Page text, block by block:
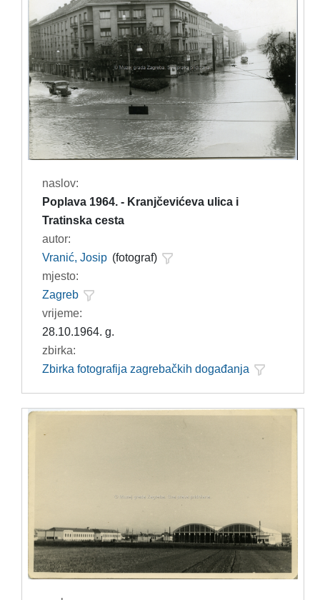
naslov:
Poplava 1964. - Kranjčevićeva ulica i
Tratinska cesta
autor:
Vranić, Josip (fotograf)
mjesto:
Zagreb
vrijeme:
28.10.1964. g.
zbirka:
Zbirka fotografija zagrebačkih događanja